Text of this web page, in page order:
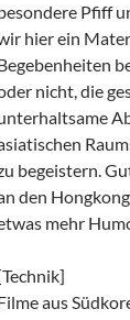
Pfiff
hier ein
nicht, die
begeistern.
den
mehr
aus